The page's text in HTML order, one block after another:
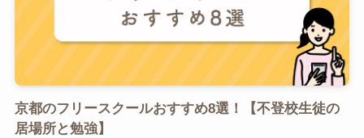
京都のフリースクールおすすめ8選！【不登校生徒の
居場所と勉強】